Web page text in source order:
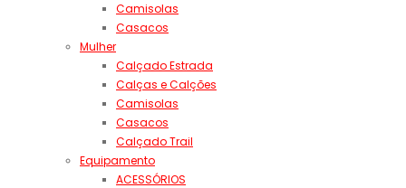
Camisolas
Casacos
Mulher
Calçado Estrada
Calças e Calções
Camisolas
Casacos
Calçado Trail
Equipamento
ACESSÓRIOS